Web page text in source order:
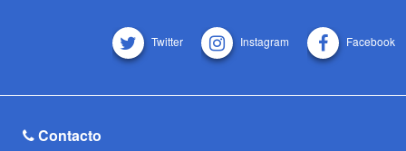
Twitter Instagram Facebook
Contacto